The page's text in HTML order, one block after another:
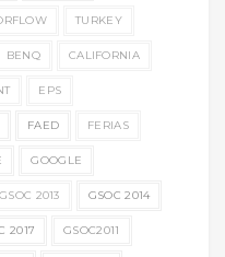
TURKEY
BENQ CALIFORNIA
EPS
FAED FERIAS
GOOGLE
GSOC 2013 GSOC 2014
2017 GSOC2011